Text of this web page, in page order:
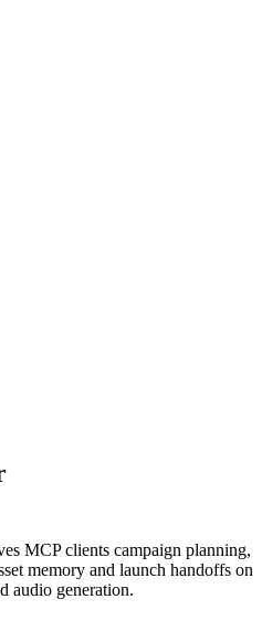
MCP clients campaign planning,
memory and launch handoffs on
audio generation.